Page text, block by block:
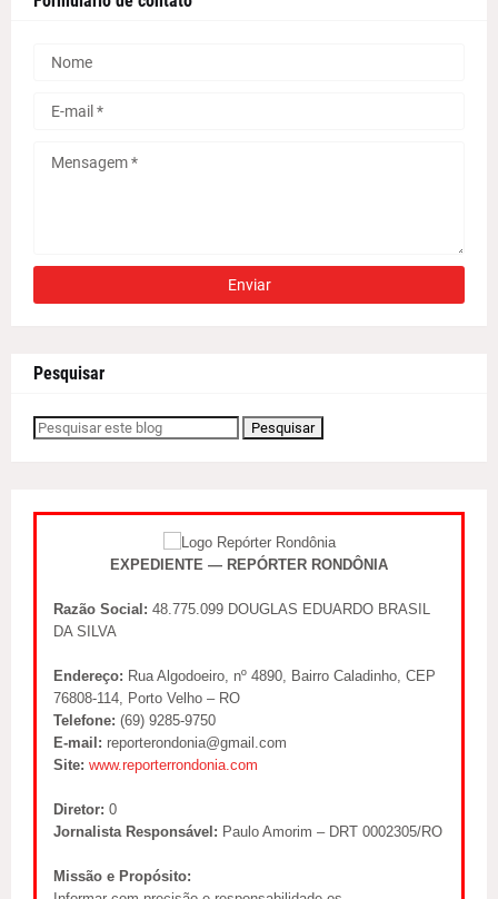
Pesquisar
EXPEDIENTE — REPÓRTER RONDÔNIA
Razão Social: 48.775.099 DOUGLAS EDUARDO BRASIL
DA SILVA
Endereço: Rua Algodoeiro, nº 4890, Bairro Caladinho, CEP
76808-114, Porto Velho – RO
Telefone: (69) 9285-9750
E-mail: reporterondonia@gmail.com
Site: www.reporterrondonia.com
Diretor: 0
Jornalista Responsável: Paulo Amorim – DRT 0002305/RO
Missão e Propósito: